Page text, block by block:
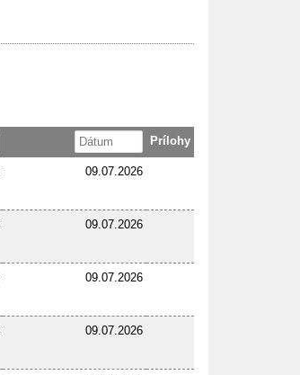
Prílohy
09.07.2026
09.07.2026
09.07.2026
09.07.2026